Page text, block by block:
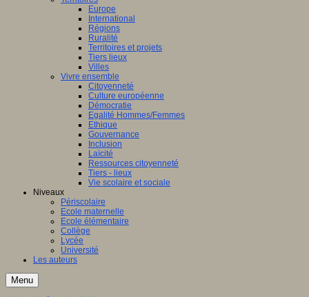
Europe
International
Régions
Ruralité
Territoires et projets
Tiers lieux
Villes
Vivre ensemble
Citoyenneté
Culture européenne
Démocratie
Egalité Hommes/Femmes
Ethique
Gouvernance
Inclusion
Laïcité
Ressources citoyenneté
Tiers - lieux
Vie scolaire et sociale
Niveaux
Périscolaire
Ecole maternelle
Ecole élémentaire
Collège
Lycée
Université
Les auteurs
Menu